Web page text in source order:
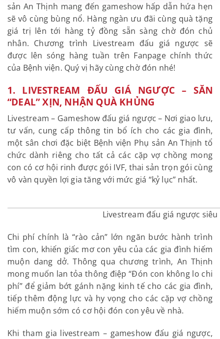
sản An Thịnh mang đến gameshow hấp dẫn hứa hẹn
sẽ vô cùng bùng nổ. Hàng ngàn ưu đãi cùng quà tặng
giá trị lên tới hàng tỷ đồng sẵn sàng chờ đón chủ
nhân. Chương trình Livestream đấu giá ngược sẽ
được lên sóng hàng tuần trên Fanpage chính thức
của Bệnh viện. Quý vị hãy cùng chờ đón nhé!
1. LIVESTREAM ĐẤU GIÁ NGƯỢC – SĂN
“DEAL” XỊN, NHẬN QUÀ KHỦNG
Livestream – Gameshow đấu giá ngược – Nơi giao lưu,
tư vấn, cung cấp thông tin bổ ích cho các gia đình,
một sân chơi đặc biệt Bệnh viện Phụ sản An Thịnh tổ
chức dành riêng cho tất cả các cặp vợ chồng mong
con có cơ hội rinh được gói IVF, thai sản trọn gói cùng
vô vàn quyền lợi gia tăng với mức giá “kỷ lục” nhất.
Livestream đấu giá ngược
Chi phí chính là “rào cản” lớn ngăn bước hành trình
tìm con, khiến giấc mơ con yêu của các gia đình hiếm
muộn dang dở. Thông qua chương trình, An Thịnh
mong muốn lan tỏa thông điệp “Đón con không lo chi
phí” để giảm bớt gánh nặng kinh tế cho các gia đình,
tiếp thêm động lực và hy vọng cho các cặp vợ chồng
hiếm muộn sớm có cơ hội đón con yêu về nhà.
Khi tham gia livestream – gameshow đấu giá ngược,